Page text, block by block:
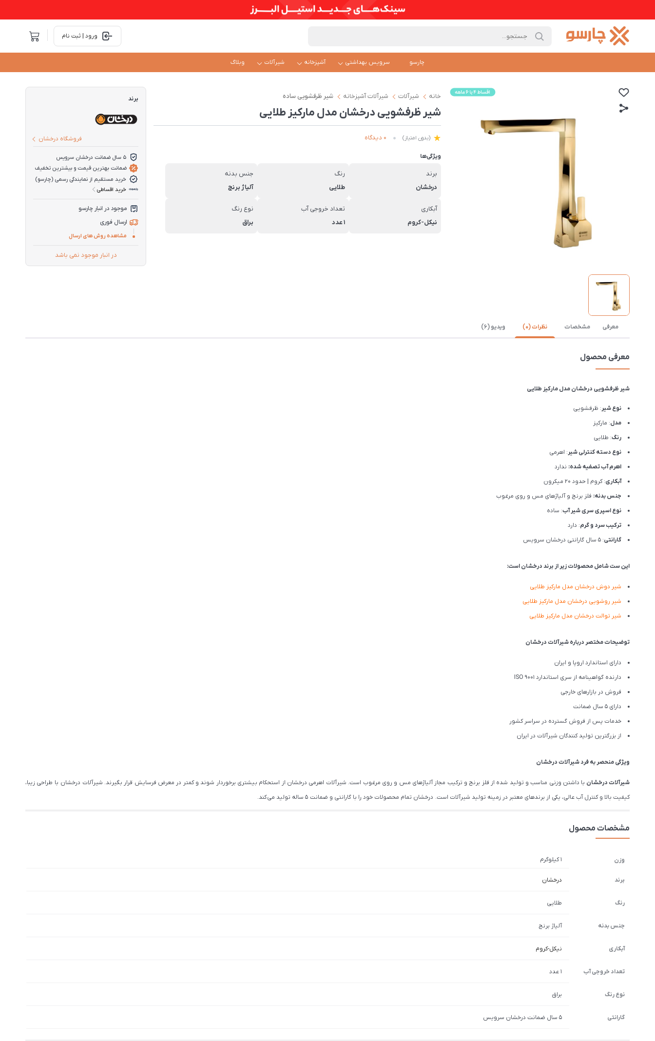
ورود | ثبت نام
چارسو سرویس بهداشتی آشپزخانه شیرآلات وبلاگ
خانه شیرآلات شیرآلات آشپزخانه شیر ظرفشویی ساده
شیر ظرفشویی درخشان مدل مارکیز طلایی
(بدون امتیاز) 0 دیدگاه
ویژگی‌ها
برند
درخشان
رنگ
طلایی
جنس بدنه
آلیاژ برنج
آبکاری
نیکل-کروم
تعداد خروجی آب
1 عدد
نوع رنگ
براق
برند
فروشگاه درخشان
5 سال ضمانت درخشان سرویس
ضمانت بهترین قیمت و بیشترین تخفیف
خرید مستقیم از نمایندگی رسمی (چارسو)
خرید اقساطی
موجود در انبار چارسو
ارسال فوری
مشاهده روش های ارسال
در انبار موجود نمی باشد
معرفی مشخصات نظرات (0) ویدیو (6)
معرفی محصول
شیر ظرفشویی درخشان مدل مارکیز طلایی
نوع شیر: ظرفشویی
مدل: مارکیز
رنگ: طلایی
نوع دسته کنترلی شیر: اهرمی
اهرم آب تصفیه شده: ندارد
آبکاری: کروم | حدود 20 میکرون
جنس بدنه: فلز برنج و آلیاژهای مس و روی مرغوب
نوع اسپری سری شیر آب: ساده
ترکیب سرد و گرم: دارد
گارانتی: 5 سال گارانتی درخشان سرویس
این ست شامل محصولات زیر از برند درخشان است:
شیر دوش درخشان مدل مارکیز طلایی
شیر روشویی درخشان مدل مارکیز طلایی
شیر توالت درخشان مدل مارکیز طلایی
توضیحات مختصر درباره شیرآلات درخشان
دارای استاندارد اروپا و ایران
دارنده گواهینامه از سری استاندارد ISO 9001
فروش در بازارهای خارجی
دارای 5 سال ضمانت
خدمات پس از فروش گسترده در سراسر کشور
از بزرگترین تولید کنندگان شیرآلات در ایران
ویژگی منحصر به فرد شیرآلات درخشان
شیرآلات درخشان با داشتن وزنی مناسب و تولید شده از فلز برنج و ترکیب مجاز آلیاژهای مس و روی مرغوب است. شیرآلات اهرمی درخشان از استحکام بیشتری برخوردار شوند و کمتر در معرض فرسایش قرار بگیرند. شیرآلات درخشان با طراحی زیبا،
کیفیت بالا و کنترل آب عالی، یکی از برندهای معتبر در زمینه تولید شیرآلات است. درخشان تمام محصولات خود را با گارانتی و ضمانت 5 ساله تولید می کند.
مشخصات محصول
وزن 1 کیلوگرم
برند درخشان
رنگ طلایی
جنس بدنه آلیاژ برنج
آبکاری نیکل-کروم
تعداد خروجی آب 1 عدد
نوع رنگ براق
گارانتی 5 سال ضمانت درخشان سرویس